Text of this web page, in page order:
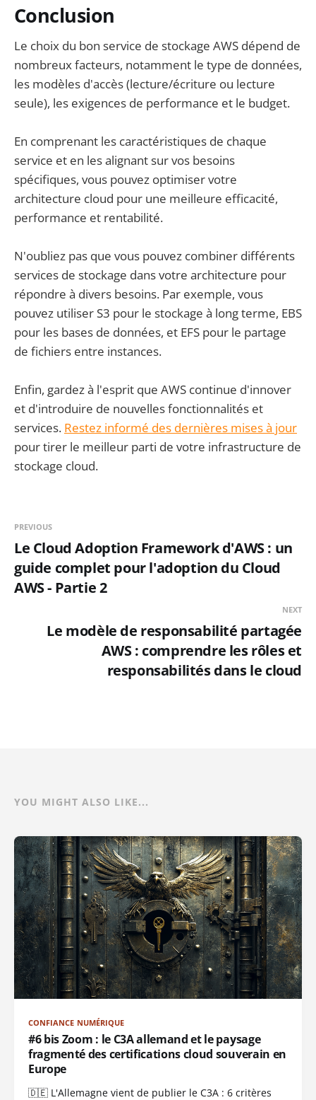
Conclusion
Le choix du bon service de stockage AWS dépend de
nombreux facteurs, notamment le type de données,
les modèles d'accès (lecture/écriture ou lecture
seule), les exigences de performance et le budget.
En comprenant les caractéristiques de chaque
service et en les alignant sur vos besoins
spécifiques, vous pouvez optimiser votre
architecture cloud pour une meilleure efficacité,
performance et rentabilité.
N'oubliez pas que vous pouvez combiner différents
services de stockage dans votre architecture pour
répondre à divers besoins. Par exemple, vous
pouvez utiliser S3 pour le stockage à long terme, EBS
pour les bases de données, et EFS pour le partage
de fichiers entre instances.
Enfin, gardez à l'esprit que AWS continue d'innover
et d'introduire de nouvelles fonctionnalités et
services. Restez informé des dernières mises à jour
pour tirer le meilleur parti de votre infrastructure de
stockage cloud.
PREVIOUS
Le Cloud Adoption Framework d'AWS : un
guide complet pour l'adoption du Cloud
AWS - Partie 2
NEXT
Le modèle de responsabilité partagée
AWS : comprendre les rôles et
responsabilités dans le cloud
YOU MIGHT ALSO LIKE...
CONFIANCE NUMÉRIQUE
#6 bis Zoom : le C3A allemand et le paysage
fragmenté des certifications cloud souverain en
Europe
🇩🇪 L'Allemagne vient de publier le C3A : 6 critères